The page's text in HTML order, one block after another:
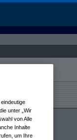
unter „Wir
von Alle
Inhalte
um Ihre